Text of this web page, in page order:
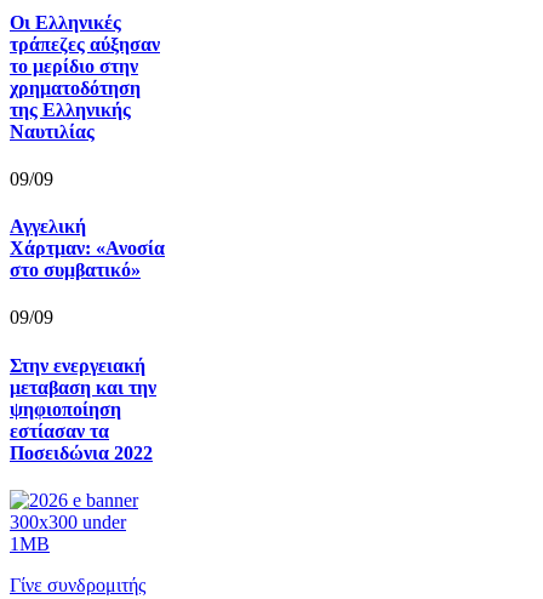
Οι Ελληνικές
τράπεζες αύξησαν
το μερίδιο στην
χρηματοδότηση
της Ελληνικής
Ναυτιλίας
09/09
Αγγελική
Χάρτμαν: «Ανοσία
στο συμβατικό»
09/09
Στην ενεργειακή
μεταβαση και την
ψηφιοποίηση
εστίασαν τα
Ποσειδώνια 2022
Γίνε συνδρομιτής